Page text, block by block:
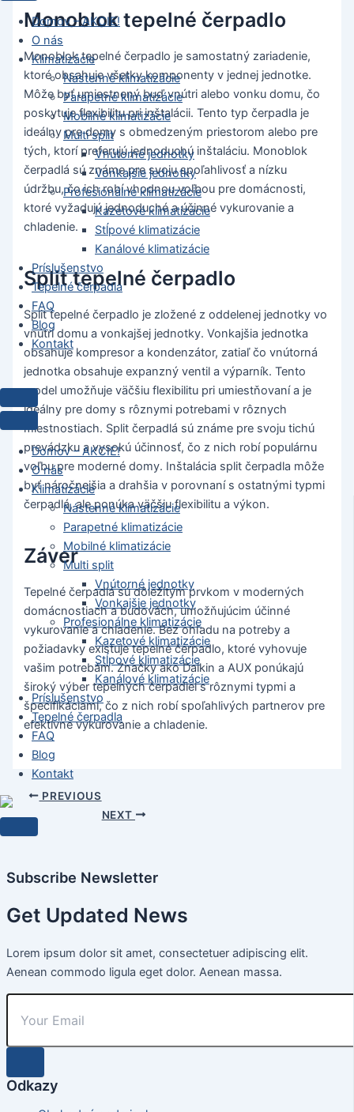
Domov – AKCIE!
O nás
Klimatizácie
Nástenné klimatizácie
Parapetné klimatizácie
Mobilné klimatizácie
Multi split
Vnútorné jednotky
Vonkajšie jednotky
Profesionálne klimatizácie
Kazetové klimatizácie
Stĺpové klimatizácie
Kanálové klimatizácie
Príslušenstvo
Tepelné čerpadla
FAQ
Blog
Kontakt
Domov – AKCIE!
O nás
Klimatizácie
Nástenné klimatizácie
Parapetné klimatizácie
Mobilné klimatizácie
Multi split
Vnútorné jednotky
Vonkajšie jednotky
Profesionálne klimatizácie
Kazetové klimatizácie
Stĺpové klimatizácie
Kanálové klimatizácie
Príslušenstvo
Tepelné čerpadla
FAQ
Blog
Kontakt
Monoblok tepelné čerpadlo
Monoblok tepelné čerpadlo je samostatný zariadenie,
ktoré obsahuje všetky komponenty v jednej jednotke.
Môže byť umiestnený buď vnútri alebo vonku domu, čo
poskytuje flexibilitu pri inštalácii. Tento typ čerpadla je
ideálny pre domy s obmedzeným priestorom alebo pre
tých, ktorí preferujú jednoduchú inštaláciu. Monoblok
čerpadlá sú známe pre svoju spoľahlivosť a nízku
údržbu, čo ich robí vhodnou voľbou pre domácnosti,
ktoré vyžadujú jednoduché a účinné vykurovanie a
chladenie.
Split tepelné čerpadlo
Split tepelné čerpadlo je zložené z oddelenej jednotky vo
vnútri domu a vonkajšej jednotky. Vonkajšia jednotka
obsahuje kompresor a kondenzátor, zatiaľ čo vnútorná
jednotka obsahuje expanzný ventil a výparník. Tento
model umožňuje väčšiu flexibilitu pri umiestňovaní a je
ideálny pre domy s rôznymi potrebami v rôznych
miestnostiach. Split čerpadlá sú známe pre svoju tichú
prevádzku a vysokú účinnosť, čo z nich robí populárnu
voľbu pre moderné domy. Inštalácia split čerpadla môže
byť náročnejšia a drahšia v porovnaní s ostatnými typmi
čerpadlá, ale ponúka väčšiu flexibilitu a výkon.
Záver
Tepelné čerpadlá sú dôležitým prvkom v moderných
domácnostiach a budovách, umožňujúcim účinné
vykurovanie a chladenie. Bez ohľadu na potreby a
požiadavky existuje tepelné čerpadlo, ktoré vyhovuje
vašim potrebám. Značky ako Daikin a AUX ponúkajú
široký výber tepelných čerpadiel s rôznymi typmi a
špecifikáciami, čo z nich robí spoľahlivých partnerov pre
efektívne vykurovanie a chladenie.
PREVIOUS
NEXT
Subscribe Newsletter
Get Updated News
Lorem ipsum dolor sit amet, consectetuer adipiscing elit.
Aenean commodo ligula eget dolor. Aenean massa.
Odkazy